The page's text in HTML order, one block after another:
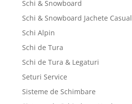
Schi & Snowboard
Schi & Snowboard Jachete Casual
Schi Alpin
Schi de Tura
Schi de Tura & Legaturi
Seturi Service
Sisteme de Schimbare